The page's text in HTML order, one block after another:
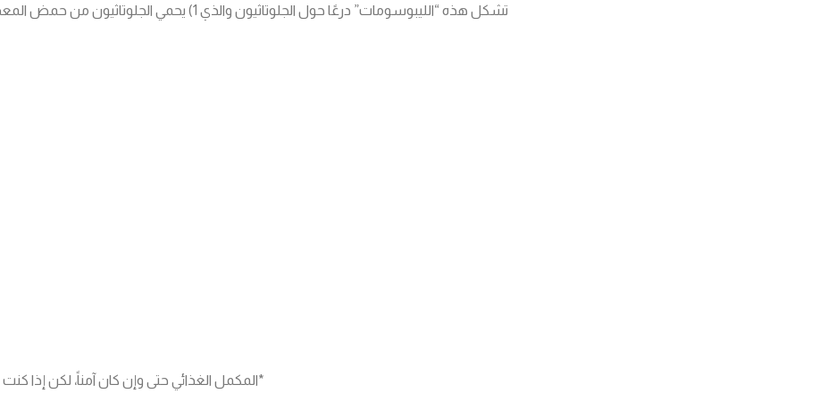
تشكل هذه “الليبوسومات” درعًا حول الجلوتاثيون والذي 1) يحمي الجلوتاثيون من حمض المعدة و2) يزيد من امتصاص الجلوتاثيون عبر جدار الأمعاء وإلى مجرى الدم.
*المكمل الغذائي حتى وإن كان آمناً، لكن إذا